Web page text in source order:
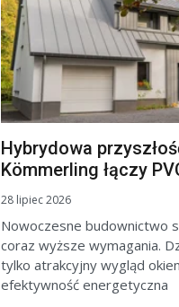
Hybrydowa
Kömmerling łączy
28 lipiec 2026
Nowoczesne budownictwo
coraz wyższe wymagania.
tylko atrakcyjny wygląd
efektywność energetyczna